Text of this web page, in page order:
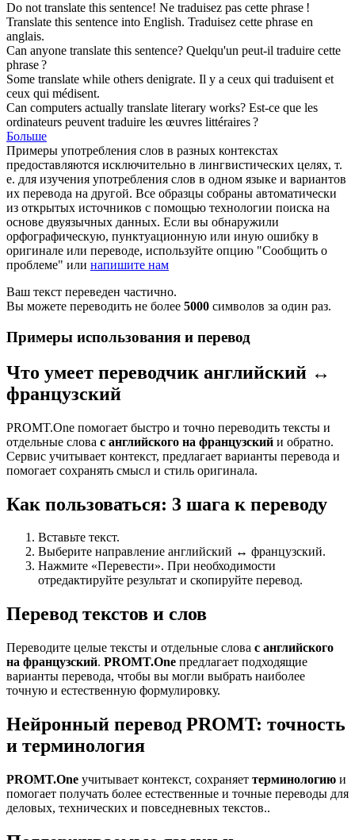
Do not translate this sentence! Ne traduisez pas cette phrase !
Translate this sentence into English. Traduisez cette phrase en
anglais.
Can anyone translate this sentence? Quelqu'un peut-il traduire cette
phrase ?
Some translate while others denigrate. Il y a ceux qui traduisent et
ceux qui médisent.
Can computers actually translate literary works? Est-ce que les
ordinateurs peuvent traduire les œuvres littéraires ?
Больше
Примеры употребления слов в разных контекстах
предоставляются исключительно в лингвистических целях, т.
е. для изучения употребления слов в одном языке и вариантов
их перевода на другой. Все образцы собраны автоматически
из открытых источников с помощью технологии поиска на
основе двуязычных данных. Если вы обнаружили
орфографическую, пунктуационную или иную ошибку в
оригинале или переводе, используйте опцию "Сообщить о
проблеме" или напишите нам
Ваш текст переведен частично.
Вы можете переводить не более 5000 символов за один раз.
Примеры использования и перевод
Что умеет переводчик английский ↔
французский
PROMT.One помогает быстро и точно переводить тексты и
отдельные слова с английского на французский и обратно.
Сервис учитывает контекст, предлагает варианты перевода и
помогает сохранять смысл и стиль оригинала.
Как пользоваться: 3 шага к переводу
Вставьте текст.
Выберите направление английский ↔ французский.
Нажмите «Перевести». При необходимости
отредактируйте результат и скопируйте перевод.
Перевод текстов и слов
Переводите целые тексты и отдельные слова с английского
на французский. PROMT.One предлагает подходящие
варианты перевода, чтобы вы могли выбрать наиболее
точную и естественную формулировку.
Нейронный перевод PROMT: точность
и терминология
PROMT.One учитывает контекст, сохраняет терминологию и
помогает получать более естественные и точные переводы для
деловых, технических и повседневных текстов..